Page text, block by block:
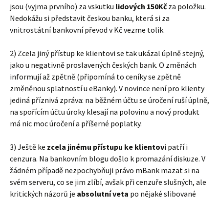
jsou (vyjma prvního) za vskutku lidových 150Kčza položku.
Nedokážu si představit českou banku, která si za
vnitrostátní bankovní převod v Kč vezme tolik.
2) Zcela jiný přístup ke klientovi se tak ukázal úplně stejný,
jako u negativně proslavených českých bank. O změnách
informují až zpětně (připomíná to ceníky se zpětně
změněnou splatností u eBanky). V novince není pro klienty
jediná příznivá zpráva: na běžném účtu se úročení ruší úplně,
na spořícím účtu úroky klesají na polovinu a nový produkt
má nic moc úročení a příšerné poplatky.
3) Ještě ke zcela jinému přístupu ke klientovi patří i
cenzura. Na bankovním blogu došlo k promazání diskuze. V
žádném případě nezpochybňuji právo mBank mazat si na
svém serveru, co se jim zlíbí, avšak při cenzuře slušných, ale
kritických názorů je absolutní veta po nějaké slibované